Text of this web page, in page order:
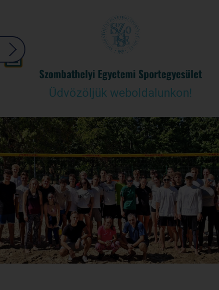
Szombathelyi Egyetemi Sportegyesület
Üdvözöljük weboldalunkon!